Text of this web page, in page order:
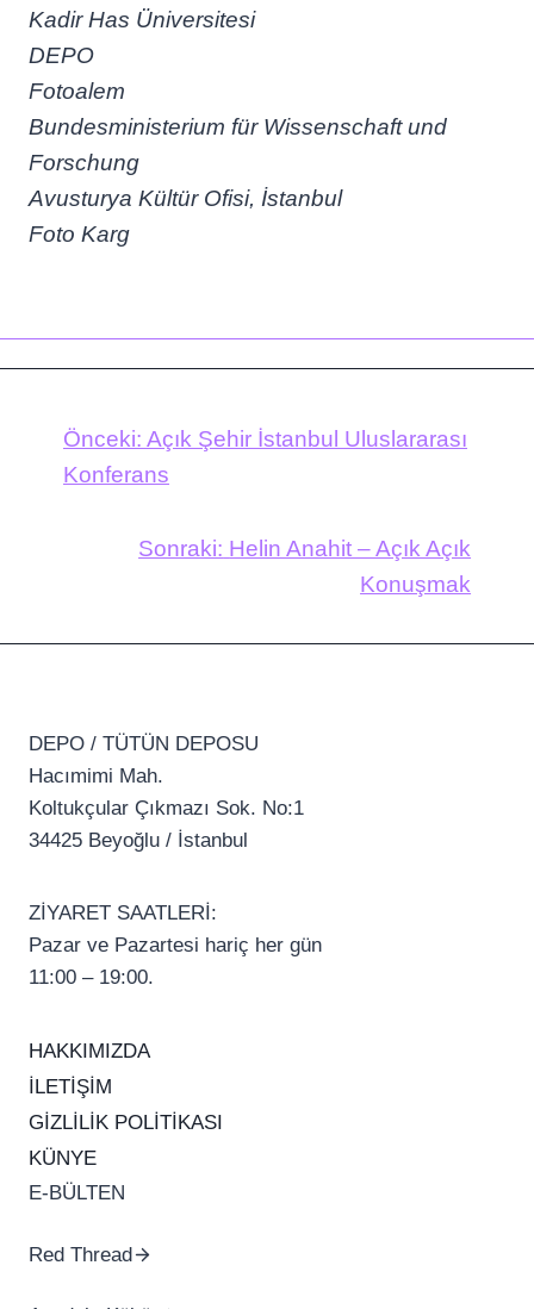
Kadir Has Üniversitesi
DEPO
Fotoalem
Bundesministerium für Wissenschaft und
Forschung
Avusturya Kültür Ofisi, İstanbul
Foto Karg
Önceki: Açık Şehir İstanbul Uluslararası
Konferans
Sonraki: Helin Anahit – Açık Açık
Konuşmak
DEPO / TÜTÜN DEPOSU
Hacımimi Mah.
Koltukçular Çıkmazı Sok. No:1
34425 Beyoğlu / İstanbul
ZİYARET SAATLERİ:
Pazar ve Pazartesi hariç her gün
11:00 – 19:00.
HAKKIMIZDA
İLETİŞİM
GİZLİLİK POLİTİKASI
KÜNYE
E-BÜLTEN
Red Thread